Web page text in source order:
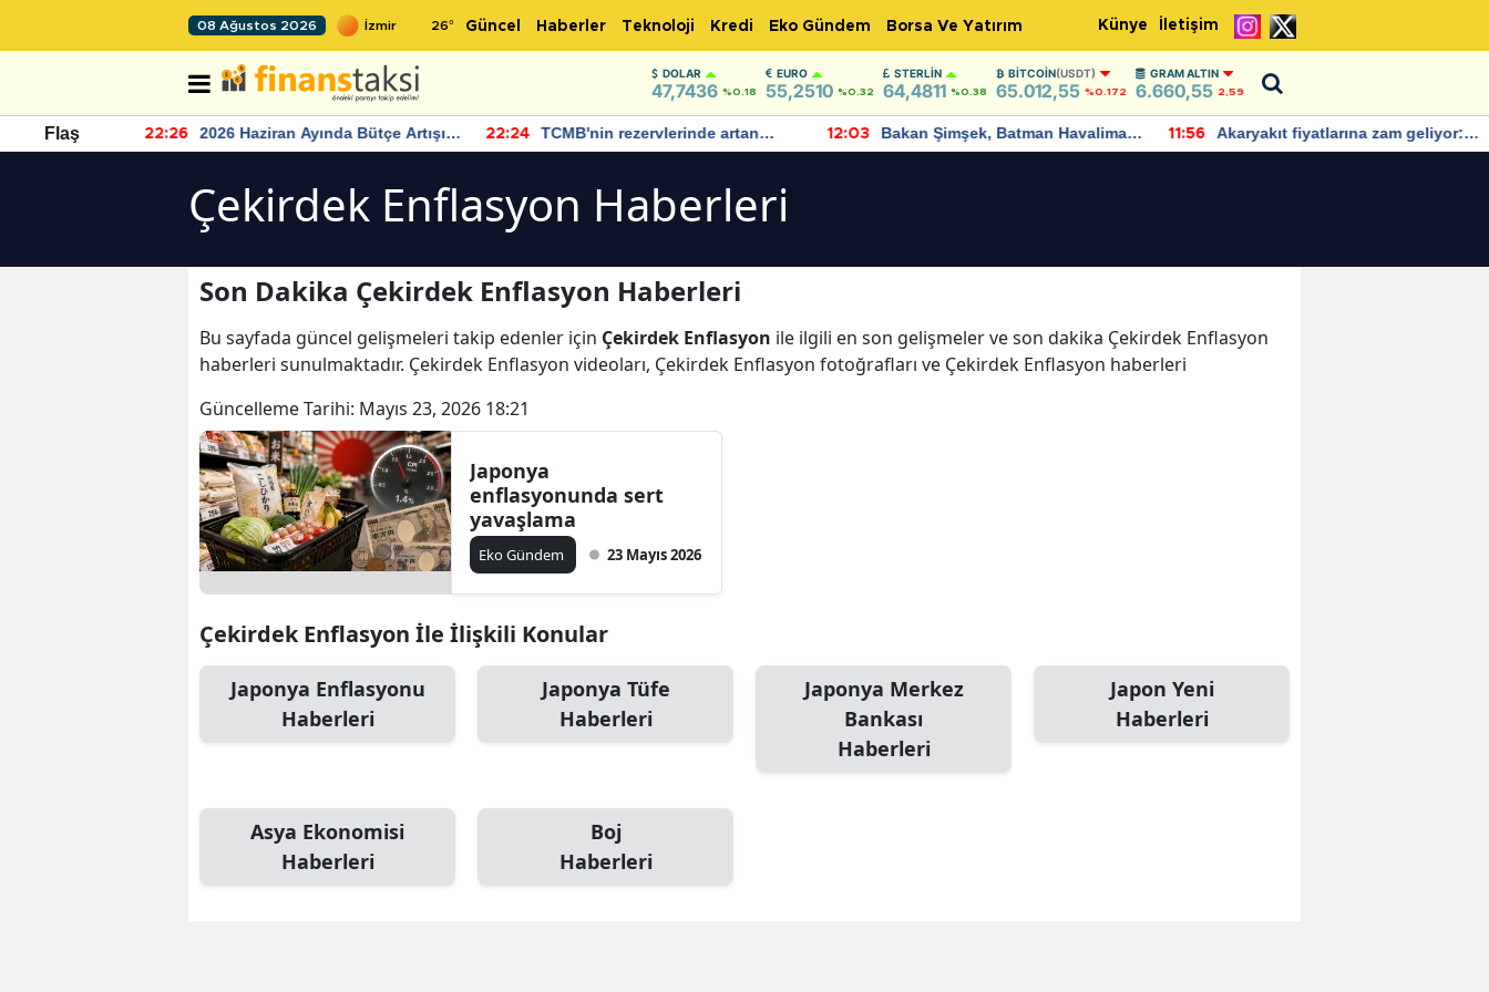
08 Ağustos 2026 26° Güncel Haberler Teknoloji Kredi Eko Gündem Borsa Ve Yatırım Künye İletişim
DOLAR
47,7436 %0.18
EURO
55,2510 %0.32
STERLIN
64,4811 %0.38
BITCOIN(USDT)
65.012,55 %0.172
GRAM ALTIN
6.660,55 2,59
Flaş 22:26
2026 Haziran Ayında Bütçe Artışı
Yaşandı
22:24
TCMB'nin rezervlerinde artan
momentum devam ediyor
12:03
Bakan Şimşek, Batman Havalimanı
için umut verici açıklamalarda
11:56
Akaryakıt fiyatlarına zam geliyor:
Yeni tarih açıklandı
Çekirdek Enflasyon Haberleri
Son Dakika Çekirdek Enflasyon Haberleri
Bu sayfada güncel gelişmeleri takip edenler için Çekirdek Enflasyon ile ilgili en son gelişmeler ve son dakika Çekirdek Enflasyon
haberleri sunulmaktadır. Çekirdek Enflasyon videoları, Çekirdek Enflasyon fotoğrafları ve Çekirdek Enflasyon haberleri
Güncelleme Tarihi: Mayıs 23, 2026 18:21
Japonya
enflasyonunda sert
yavaşlama
Eko Gündem 23 Mayıs 2026
Çekirdek Enflasyon İle İlişkili Konular
Japonya Enflasyonu
Haberleri
Japonya Tüfe
Haberleri
Japonya Merkez
Bankası
Haberleri
Japon Yeni
Haberleri
Asya Ekonomisi
Haberleri
Boj
Haberleri